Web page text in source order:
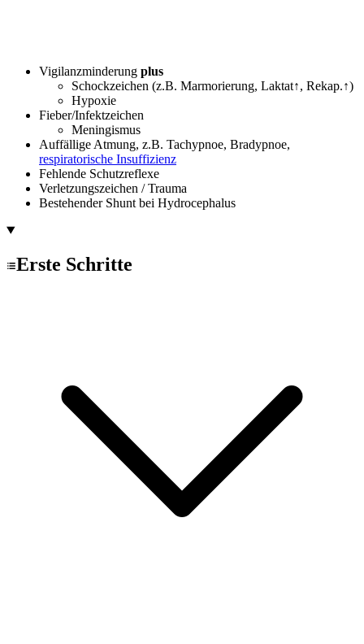
Vigilanzminderung plus
Schockzeichen (z.B. Marmorierung, Laktat↑, Rekap.↑)
Hypoxie
Fieber/Infektzeichen
Meningismus
Auffällige Atmung, z.B. Tachypnoe, Bradypnoe,
respiratorische Insuffizienz
Fehlende Schutzreflexe
Verletzungszeichen / Trauma
Bestehender Shunt bei Hydrocephalus
Erste Schritte